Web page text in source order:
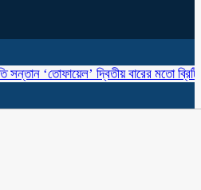
‘তোফায়েল’ দ্বিতীয় বারের মতো ব্রিটিশ